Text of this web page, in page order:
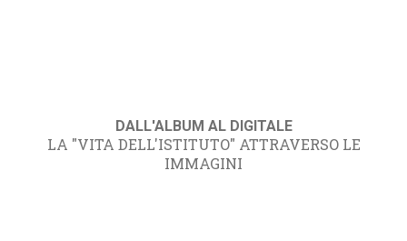
DALL'ALBUM AL DIGITALE
LA "VITA DELL'ISTITUTO" ATTRAVERSO LE
IMMAGINI